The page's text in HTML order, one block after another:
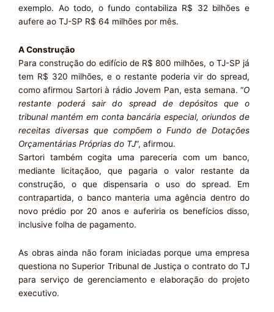
exemplo. Ao todo, o fundo contabiliza R$ 32 bilhões e
aufere ao TJ-SP R$ 64 milhões por mês.
A Construção
Para construção do edifício de R$ 800 milhões, o TJ-SP já
tem R$ 320 milhões, e o restante poderia vir do spread,
como afirmou Sartori à rádio Jovem Pan, esta semana. “O
restante poderá sair do spread de depósitos que o
tribunal mantém em conta bancária especial, oriundos de
receitas diversas que compõem o Fundo de Dotações
Orçamentárias Próprias do TJ“, afirmou.
Sartori também cogita uma pareceria com um banco,
mediante licitaçãoo, que pagaria o valor restante da
construção, o que dispensaria o uso do spread. Em
contrapartida, o banco manteria uma agência dentro do
novo prédio por 20 anos e auferiria os benefícios disso,
inclusive folha de pagamento.
As obras ainda não foram iniciadas porque uma empresa
questiona no Superior Tribunal de Justiça o contrato do TJ
para serviço de gerenciamento e elaboração do projeto
executivo.